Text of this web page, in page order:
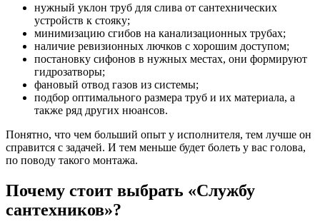
нужный уклон труб для слива от сантехнических
устройств к стояку;
минимизацию сгибов на канализационных трубах;
наличие ревизионных лючков с хорошим доступом;
постановку сифонов в нужных местах, они формируют
гидрозатворы;
фановый отвод газов из системы;
подбор оптимального размера труб и их материала, а
также ряд других нюансов.
Понятно, что чем больший опыт у исполнителя, тем лучше он
справится с задачей. И тем меньше будет болеть у вас голова,
по поводу такого монтажа.
Почему стоит выбрать «Службу
сантехников»?